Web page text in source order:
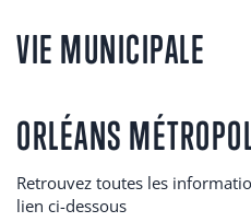
VIE MUNICIPALE
ORLÉANS
Retrouvez toutes les
lien ci-dessous